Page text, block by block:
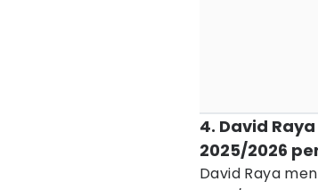
4. David
2025/2026
David Raya